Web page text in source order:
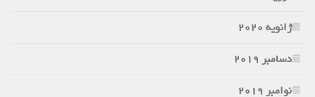
ژانویه 2020
دسامبر 2019
نوامبر 2019